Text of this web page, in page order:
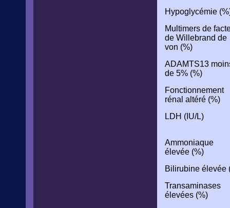
Hypoglycémie
Multimers de
de Willebrand de
von (%)
ADAMTS13
de 5% (%)
Fonctionnement
rénal altéré (%)
LDH (IU/L)
Ammoniaque
élevée (%)
Bilirubine élevée
Transaminases
élevées (%)